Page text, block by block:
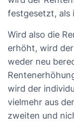
festgesetzt, als
Wird also die
erhöht, wird
weder neu
wird der
vielmehr aus
zweiten und